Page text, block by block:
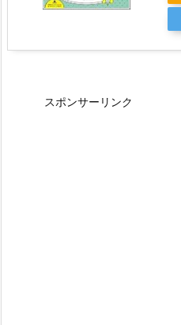
スポンサーリンク